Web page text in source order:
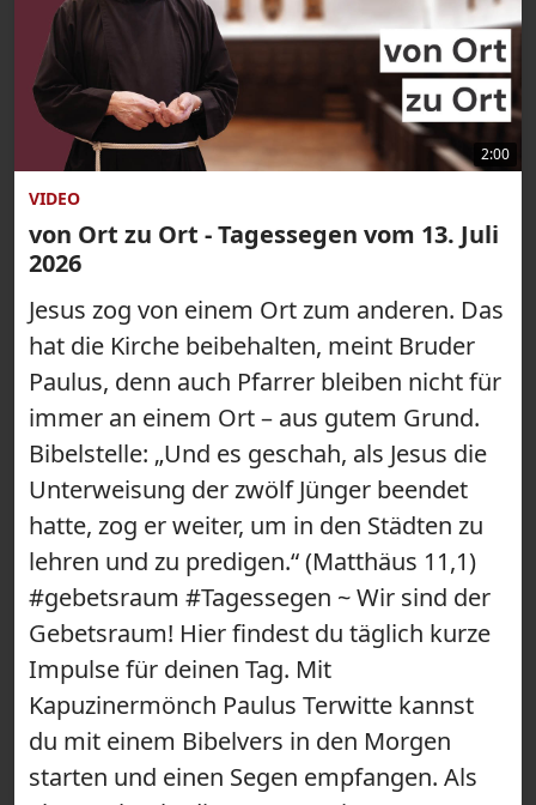
2:00
VIDEO
von Ort zu Ort - Tagessegen vom 13. Juli
2026
Jesus zog von einem Ort zum anderen. Das
hat die Kirche beibehalten, meint Bruder
Paulus, denn auch Pfarrer bleiben nicht für
immer an einem Ort – aus gutem Grund.
Bibelstelle: „Und es geschah, als Jesus die
Unterweisung der zwölf Jünger beendet
hatte, zog er weiter, um in den Städten zu
lehren und zu predigen.“ (Matthäus 11,1)
#gebetsraum #Tagessegen ~ Wir sind der
Gebetsraum! Hier findest du täglich kurze
Impulse für deinen Tag. Mit
Kapuzinermönch Paulus Terwitte kannst
du mit einem Bibelvers in den Morgen
starten und einen Segen empfangen. Als